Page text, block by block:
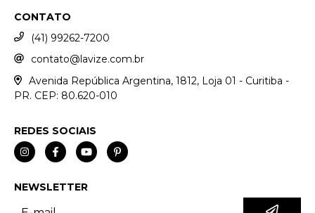
CONTATO
(41) 99262-7200
contato@lavize.com.br
Avenida República Argentina, 1812, Loja 01 - Curitiba -
PR. CEP: 80.620-010
REDES SOCIAIS
NEWSLETTER